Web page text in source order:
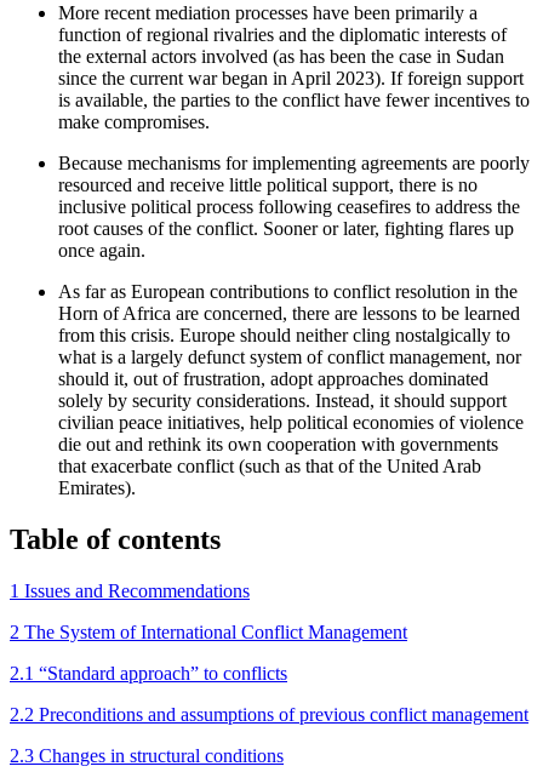
More recent mediation processes have been primarily a
function of regional rivalries and the diplomatic interests of
the external actors involved (as has been the case in Sudan
since the current war began in April 2023). If foreign support
is available, the parties to the conflict have fewer incentives to
make compromises.
Because mechanisms for implementing agreements are poorly
resourced and receive little political support, there is no
inclusive political process following ceasefires to address the
root causes of the conflict. Sooner or later, fighting flares up
once again.
As far as European contributions to conflict resolution in the
Horn of Africa are concerned, there are lessons to be learned
from this crisis. Europe should neither cling nostalgically to
what is a largely defunct system of conflict management, nor
should it, out of frustration, adopt approaches dominated
solely by security considerations. Instead, it should support
civilian peace initiatives, help political economies of violence
die out and rethink its own cooperation with governments
that exacerbate conflict (such as that of the United Arab
Emirates).
Table of contents
1 Issues and Recommendations
2 The System of International Conflict Management
2.1 “Standard approach” to conflicts
2.2 Preconditions and assumptions of previous conflict management
2.3 Changes in structural conditions